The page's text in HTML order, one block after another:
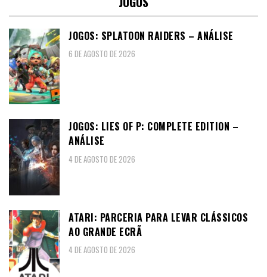
JOGOS: SPLATOON RAIDERS – ANÁLISE
6 DE AGOSTO DE 2026
JOGOS: LIES OF P: COMPLETE EDITION –
ANÁLISE
4 DE AGOSTO DE 2026
ATARI: PARCERIA PARA LEVAR CLÁSSICOS
AO GRANDE ECRÃ
4 DE AGOSTO DE 2026